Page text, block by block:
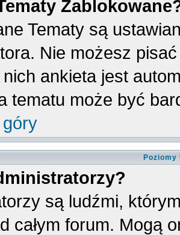
Tematy są
Nie możesz
ankieta jest
tematu może być
są ludźmi,
całym forum. Mogą